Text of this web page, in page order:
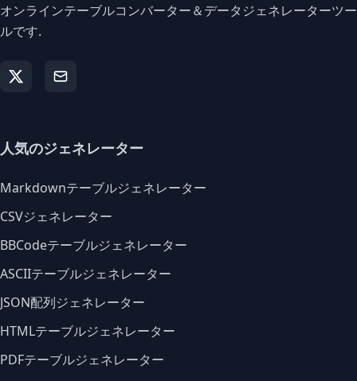
オンラインテーブルコンバーター＆データジェネレーターツー
ルです.
人気のジェネレーター
Markdownテーブルジェネレーター
CSVジェネレーター
BBCodeテーブルジェネレーター
ASCIIテーブルジェネレーター
JSON配列ジェネレーター
HTMLテーブルジェネレーター
PDFテーブルジェネレーター